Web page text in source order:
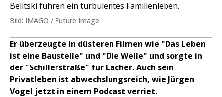
Belitski führen ein turbulentes Familienleben.
Bild: IMAGO / Future Image
Er überzeugte in düsteren Filmen wie "Das Leben
ist eine Baustelle" und "Die Welle" und sorgte in
der "Schillerstraße" für Lacher. Auch sein
Privatleben ist abwechslungsreich, wie Jürgen
Vogel jetzt in einem Podcast verriet.